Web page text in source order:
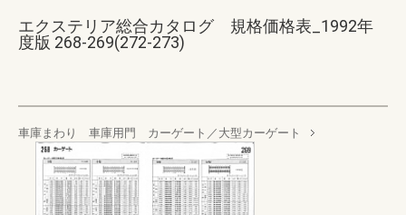
エクステリア総合カタログ 規格価格表_1992年
度版 268-269(272-273)
車庫まわり 車庫用門 カーゲート／大型カーゲート